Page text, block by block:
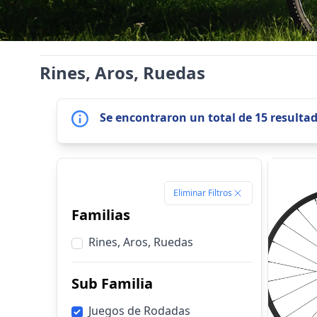
Rines, Aros, Ruedas
Se encontraron un total de 15
Eliminar Filtros
Familias
Rines, Aros, Ruedas
Sub Familia
Juegos de Rodadas